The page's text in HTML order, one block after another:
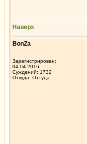
Наверх
BonZa
Зарегистрирован:
04.04.2016
Суждений: 1732
Откуда: Oттyдa